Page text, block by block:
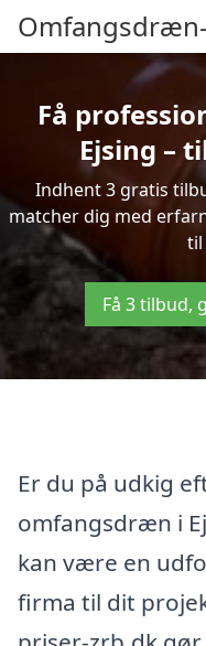
Få
Ejsing –
Indhent 3 gratis
matcher dig med
til
Få 3 tilbud,
Er du på udkig
omfangsdræn i
kan være en
firma til dit